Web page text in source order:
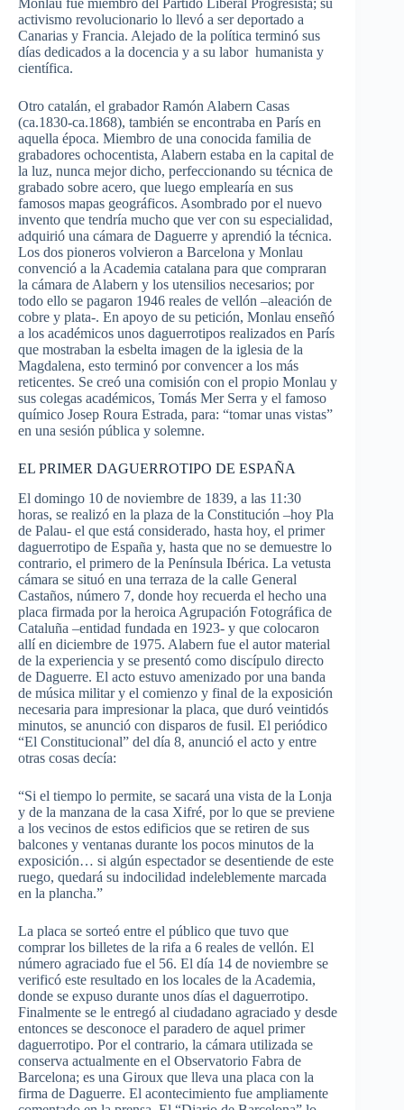
activismo revolucionario lo llevó a ser deportado a
Canarias y Francia. Alejado de la política terminó sus
días dedicados a la docencia y a su labor humanista y
científica.
Otro catalán, el grabador Ramón Alabern Casas
(ca.1830-ca.1868), también se encontraba en París en
aquella época. Miembro de una conocida familia de
grabadores ochocentista, Alabern estaba en la capital de
la luz, nunca mejor dicho, perfeccionando su técnica de
grabado sobre acero, que luego emplearía en sus
famosos mapas geográficos. Asombrado por el nuevo
invento que tendría mucho que ver con su especialidad,
adquirió una cámara de Daguerre y aprendió la técnica.
Los dos pioneros volvieron a Barcelona y Monlau
convenció a la Academia catalana para que compraran
la cámara de Alabern y los utensilios necesarios; por
todo ello se pagaron 1946 reales de vellón –aleación de
cobre y plata-. En apoyo de su petición, Monlau enseñó
a los académicos unos daguerrotipos realizados en París
que mostraban la esbelta imagen de la iglesia de la
Magdalena, esto terminó por convencer a los más
reticentes. Se creó una comisión con el propio Monlau y
sus colegas académicos, Tomás Mer Serra y el famoso
químico Josep Roura Estrada, para: “tomar unas vistas”
en una sesión pública y solemne.
EL PRIMER DAGUERROTIPO DE ESPAÑA
El domingo 10 de noviembre de 1839, a las 11:30
horas, se realizó en la plaza de la Constitución –hoy Pla
de Palau- el que está considerado, hasta hoy, el primer
daguerrotipo de España y, hasta que no se demuestre lo
contrario, el primero de la Península Ibérica. La vetusta
cámara se situó en una terraza de la calle General
Castaños, número 7, donde hoy recuerda el hecho una
placa firmada por la heroica Agrupación Fotográfica de
Cataluña –entidad fundada en 1923- y que colocaron
allí en diciembre de 1975. Alabern fue el autor material
de la experiencia y se presentó como discípulo directo
de Daguerre. El acto estuvo amenizado por una banda
de música militar y el comienzo y final de la exposición
necesaria para impresionar la placa, que duró veintidós
minutos, se anunció con disparos de fusil. El periódico
“El Constitucional” del día 8, anunció el acto y entre
otras cosas decía:
“Si el tiempo lo permite, se sacará una vista de la Lonja
y de la manzana de la casa Xifré, por lo que se previene
a los vecinos de estos edificios que se retiren de sus
balcones y ventanas durante los pocos minutos de la
exposición… si algún espectador se desentiende de este
ruego, quedará su indocilidad indeleblemente marcada
en la plancha.”
La placa se sorteó entre el público que tuvo que
comprar los billetes de la rifa a 6 reales de vellón. El
número agraciado fue el 56. El día 14 de noviembre se
verificó este resultado en los locales de la Academia,
donde se expuso durante unos días el daguerrotipo.
Finalmente se le entregó al ciudadano agraciado y desde
entonces se desconoce el paradero de aquel primer
daguerrotipo. Por el contrario, la cámara utilizada se
conserva actualmente en el Observatorio Fabra de
Barcelona; es una Giroux que lleva una placa con la
firma de Daguerre. El acontecimiento fue ampliamente